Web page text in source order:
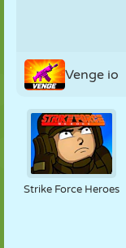
Venge io
Strike Force Heroes